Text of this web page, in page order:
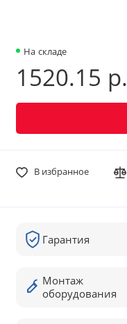
На складе
1520.15 р.
В избранное
Гарантия
Монтаж
оборудования